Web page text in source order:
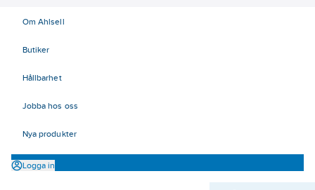
Om Ahlsell
Butiker
Hållbarhet
Jobba hos oss
Nya produkter
Logga in